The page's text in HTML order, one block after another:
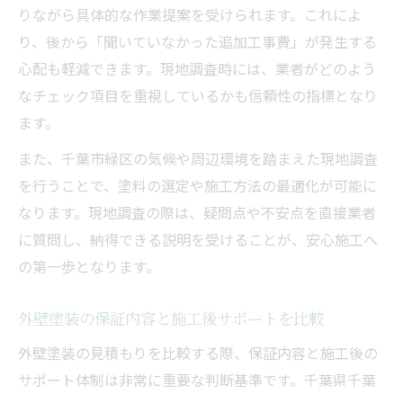
りながら具体的な作業提案を受けられます。これによ
り、後から「聞いていなかった追加工事費」が発生する
心配も軽減できます。現地調査時には、業者がどのよう
なチェック項目を重視しているかも信頼性の指標となり
ます。
また、千葉市緑区の気候や周辺環境を踏まえた現地調査
を行うことで、塗料の選定や施工方法の最適化が可能に
なります。現地調査の際は、疑問点や不安点を直接業者
に質問し、納得できる説明を受けることが、安心施工へ
の第一歩となります。
外壁塗装の保証内容と施工後サポートを比較
外壁塗装の見積もりを比較する際、保証内容と施工後の
サポート体制は非常に重要な判断基準です。千葉県千葉